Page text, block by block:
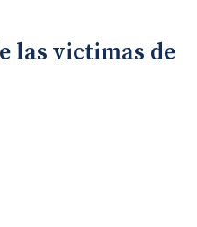
las victimas de